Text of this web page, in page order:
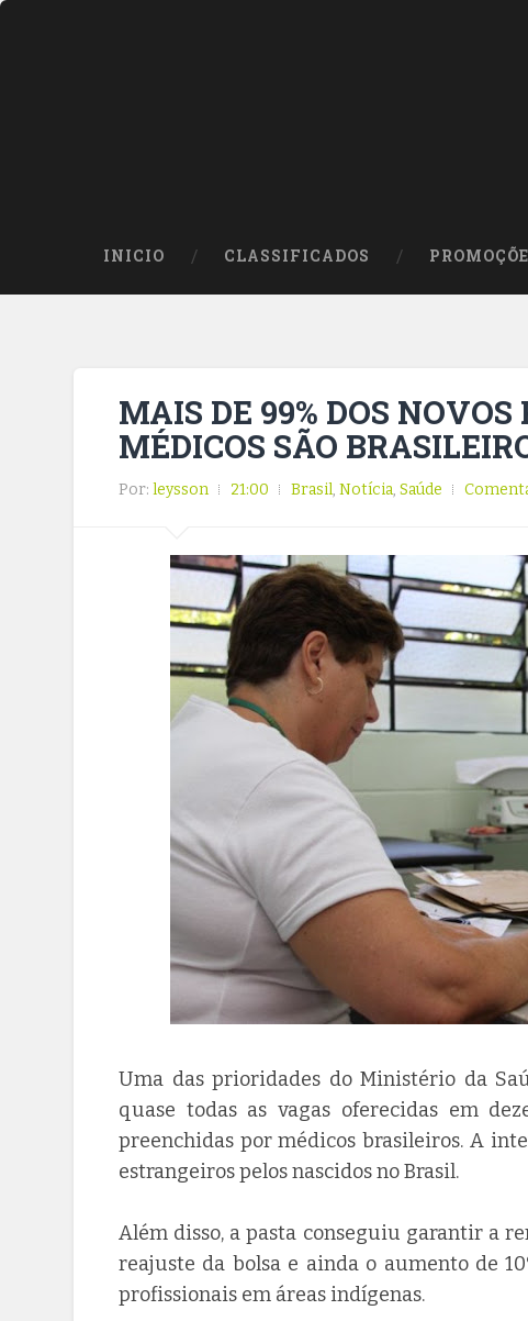
INICIO CLASSIFICADOS
MAIS DE 99% DOS
MÉDICOS SÃO
Por:leysson 21:00 Brasil,Notícia,Saúde
Uma das prioridades do Ministério da
quase todas as vagas oferecidas em
preenchidas por médicos brasileiros. A
estrangeiros pelos nascidos no Brasil.
Além disso, a pasta conseguiu garantir a
reajuste da bolsa e ainda o aumento de
profissionais em áreas indígenas.